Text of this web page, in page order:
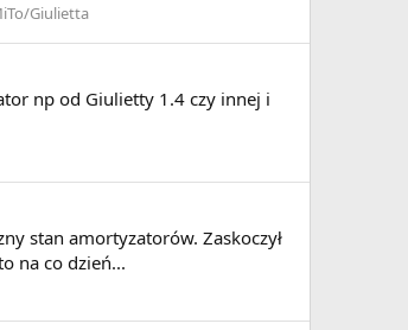
Giulietta
np od Giulietty 1.4 czy innej i
stan amortyzatorów. Zaskoczył
na co dzień...